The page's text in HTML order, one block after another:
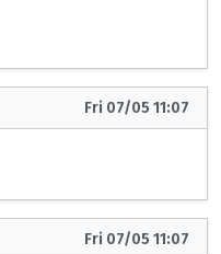
Fri 07/05 11:07
Fri 07/05 11:07